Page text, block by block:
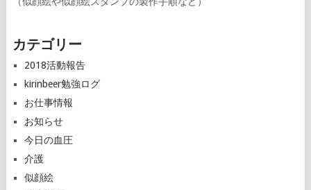
カテゴリー
2018活動報告
kirinbeer勉強ログ
お仕事情報
お知らせ
今日の血圧
介護
似顔絵